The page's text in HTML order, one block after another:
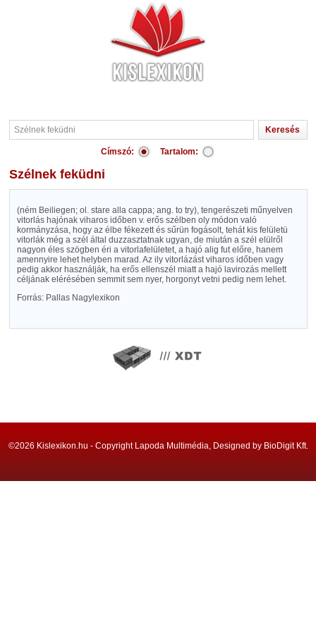
Címszó: Tartalom:
Szélnek feküdni
(ném Beiliegen; ol. stare alla cappa; ang. to try), tengerészeti műnyelven
vitorlás hajónak viharos időben v. erős szélben oly módon való
kormányzása, hogy az élbe fékezett és sűrün fogásolt, tehát kis felületü
vitorlák még a szél által duzzasztatnak ugyan, de miután a szél elülről
nagyon éles szögben éri a vitorlafelületet, a hajó alig fut előre, hanem
amennyire lehet helyben marad. Az ily vitorlázást viharos időben vagy
pedig akkor használják, ha erős ellenszél miatt a hajó lavirozás mellett
céljának elérésében semmit sem nyer, horgonyt vetni pedig nem lehet.
Forrás: Pallas Nagylexikon
©2026 Kislexikon.hu - Copyright Lapoda Multimédia, Designed by BioDigit Kft.